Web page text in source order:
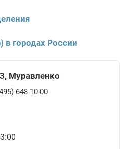
городах России
Муравленко
648-10-00